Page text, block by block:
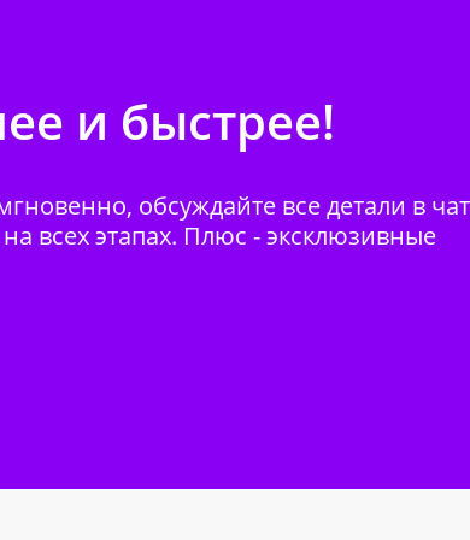
и быстрее!
обсуждайте все детали в
всех этапах. Плюс - эксклюзивные